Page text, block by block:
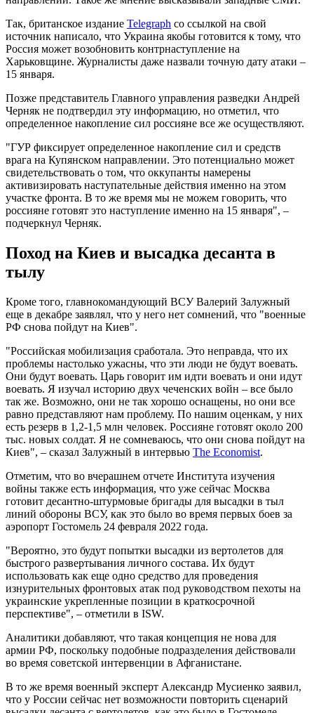
Так, британское издание Telegraph со ссылкой на свой
источник написало, что Украина якобы готовится к тому, что
Россия может возобновить контрнаступление на
Харьковщине. Журналисты даже назвали точную дату атаки –
15 января.
Позже представитель Главного управления разведки Андрей
Черняк не подтвердил эту информацию, но отметил, что
определенное накопление сил россияне все же осуществляют.
"ГУР фиксирует определенное накопление сил и средств
врага на Купянском направлении. Это потенциально может
свидетельствовать о том, что оккупанты намерены
активизировать наступательные действия именно на этом
участке фронта. В то же время мы не можем говорить, что
россияне готовят это наступление именно на 15 января", –
подчеркнул Черняк.
Поход на Киев и высадка десанта в
тылу
Кроме того, главнокомандующий ВСУ Валерий Залужный
еще в декабре заявлял, что у него нет сомнений, что "военные
РФ снова пойдут на Киев".
"Российская мобилизация сработала. Это неправда, что их
проблемы настолько ужасны, что эти люди не будут воевать.
Они будут воевать. Царь говорит им идти воевать и они идут
воевать. Я изучал историю двух чеченских войн – все было
так же. Возможно, они не так хорошо оснащены, но они все
равно представляют нам проблему. По нашим оценкам, у них
есть резерв в 1,2-1,5 млн человек. Россияне готовят около 200
тыс. новых солдат. Я не сомневаюсь, что они снова пойдут на
Киев", – сказал Залужный в интервью The Economist.
Отметим, что во вчерашнем отчете Института изучения
войны также есть информация, что уже сейчас Москва
готовит десантно-штурмовые бригады для высадки в тыл
линий обороны ВСУ, как это было во время первых боев за
аэропорт Гостомель 24 февраля 2022 года.
"Вероятно, это будут попытки высадки из вертолетов для
быстрого развертывания личного состава. Их будут
использовать как еще одно средство для проведения
изнурительных фронтовых атак под руководством пехоты на
украинские укрепленные позиции в краткосрочной
перспективе", – отметили в ISW.
Аналитики добавляют, что такая концепция не нова для
армии РФ, поскольку подобные подразделения действовали
во время советской интервенции в Афганистане.
В то же время военный эксперт Александр Мусиенко заявил,
что у России сейчас нет возможности повторить сценарий